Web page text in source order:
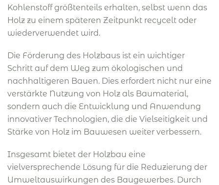
Kohlenstoff größtenteils erhalten, selbst wenn das
Holz zu einem späteren Zeitpunkt recycelt oder
wiederverwendet wird.
Die Förderung des Holzbaus ist ein wichtiger
Schritt auf dem Weg zum ökologischen und
nachhaltigeren Bauen. Dies erfordert nicht nur eine
verstärkte Nutzung von Holz als Baumaterial,
sondern auch die Entwicklung und Anwendung
innovativer Technologien, die die Vielseitigkeit und
Stärke von Holz im Bauwesen weiter verbessern.
Insgesamt bietet der Holzbau eine
vielversprechende Lösung für die Reduzierung der
Umweltauswirkungen des Baugewerbes. Durch